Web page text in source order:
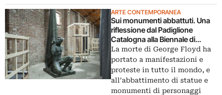
ARTE CONTEMPORANEA
Sui monumenti abbattuti. Una
riflessione dal Padiglione
Catalogna alla Biennale di
Venezia 2019
La morte di George Floyd ha
portato a manifestazioni e
proteste in tutto il mondo, e
all’abbattimento di statue e
monumenti di personaggi